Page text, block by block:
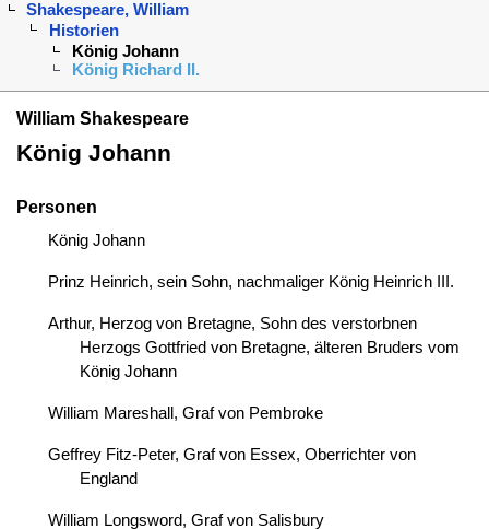
Shakespeare, William
Historien
König Johann
König Richard II.
William Shakespeare
König Johann
Personen
König Johann
Prinz Heinrich, sein Sohn, nachmaliger König Heinrich III.
Arthur, Herzog von Bretagne, Sohn des verstorbnen
Herzogs Gottfried von Bretagne, älteren Bruders vom
König Johann
William Mareshall, Graf von Pembroke
Geffrey Fitz-Peter, Graf von Essex, Oberrichter von
England
William Longsword, Graf von Salisbury